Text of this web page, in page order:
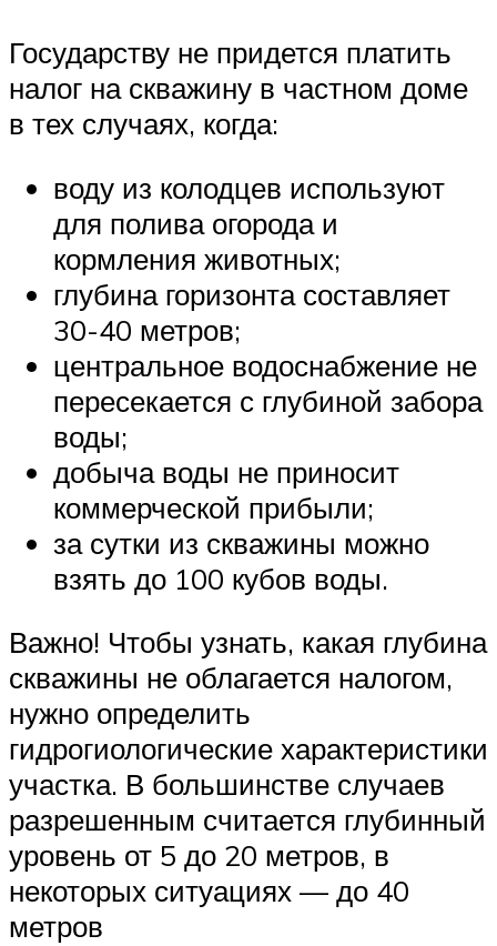
Государству не придется платить
налог на скважину в частном доме
в тех случаях, когда:
воду из колодцев используют
для полива огорода и
кормления животных;
глубина горизонта составляет
30-40 метров;
центральное водоснабжение не
пересекается с глубиной забора
воды;
добыча воды не приносит
коммерческой прибыли;
за сутки из скважины можно
взять до 100 кубов воды.
Важно! Чтобы узнать, какая глубина
скважины не облагается налогом,
нужно определить
гидрогиологические характеристики
участка. В большинстве случаев
разрешенным считается глубинный
уровень от 5 до 20 метров, в
некоторых ситуациях — до 40
метров